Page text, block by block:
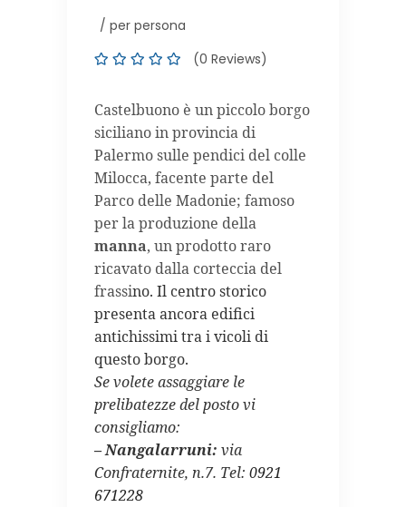
/ per persona
(0 Reviews)
Castelbuono è un piccolo borgo
siciliano in provincia di
Palermosulle pendici del colle
Milocca, facente parte del
Parco delle Madonie; famoso
per la produzione della
manna, un prodotto raro
ricavato dalla corteccia del
frassino. Il centro storico
presentaancora edifici
antichissimitrai vicolidi
questoborgo.
Sevolete assaggiare le
prelibatezze del posto vi
consigliamo:
– Nangalarruni: via
Confraternite, n.7. Tel: 0921
671228